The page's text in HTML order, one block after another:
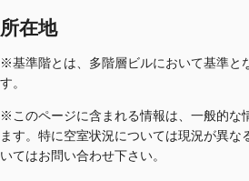
所在地
※基準階とは、多階層ビルにおいて基準と
す。
※このページに含まれる情報は、一般的な
ます。特に空室状況については現況が異な
いてはお問い合わせ下さい。